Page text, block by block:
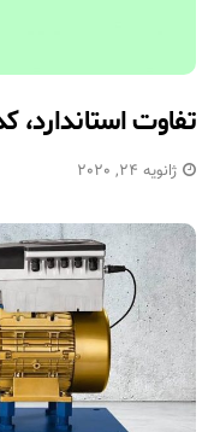
تفاوت
ژانویه 24, 2020